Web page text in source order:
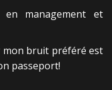
management et
mon bruit préféré est
passeport!